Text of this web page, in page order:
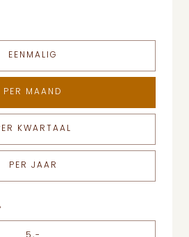
EENMALIG
PER MAAND
KWARTAAL
PER JAAR